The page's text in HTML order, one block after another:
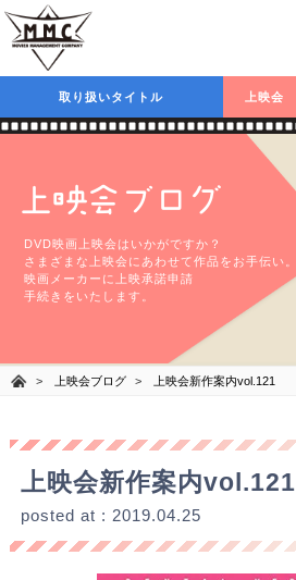
取り扱いタイトル 上映会
上映会ブログ
DVD映画上映会はいかがですか？
さまざまな上映会にあわせて作品をお手伝い。
映画メーカーに上映承諾申請
手続きをいたします。
上映会ブログ 上映会新作案内vol.121
上映会新作案内vol.121
posted at : 2019.04.25